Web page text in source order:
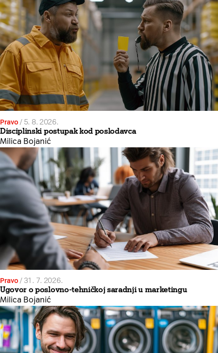
Pravo / 5. 8. 2026.
Disciplinski postupak kod poslodavca
Milica Bojanić
Pravo / 31. 7. 2026.
Ugovor o poslovno-tehničkoj saradnji u marketingu
Milica Bojanić